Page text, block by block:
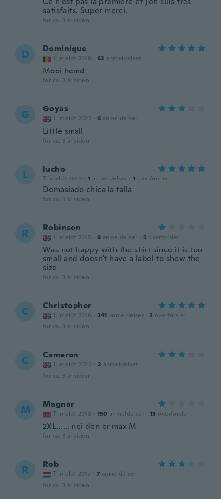
satisfaits. Super merci.
for ca. 3 år siden
D Dominique
Tilmeldt 2018 · 62 anmeldelser
Mooi hemd
for ca. 3 år siden
G Goyas
Tilmeldt 2022 · 6 anmeldelser
Little small
for ca. 3 år siden
L lucho
Tilmeldt 2020 · 1 anmeldelser · 1 overførsler
Demasiado chica la talla
for ca. 3 år siden
R Robinson
Tilmeldt 2015 · 8 anmeldelser · 5 overførsler
Was not happy with the shirt since it is too
small and doesn't have a label to show the
size
for ca. 3 år siden
C Christopher
Tilmeldt 2016 · 241 anmeldelser · 2 overførsler
for ca. 3 år siden
C Cameron
Tilmeldt 2020 · 2 anmeldelser
for ca. 3 år siden
M Magnar
Tilmeldt 2018 · 150 anmeldelser · 13 overførsler
2XL…… nei den er max M
for ca. 3 år siden
R Rob
Tilmeldt 2017 · 7 anmeldelser
for ca. 3 år siden